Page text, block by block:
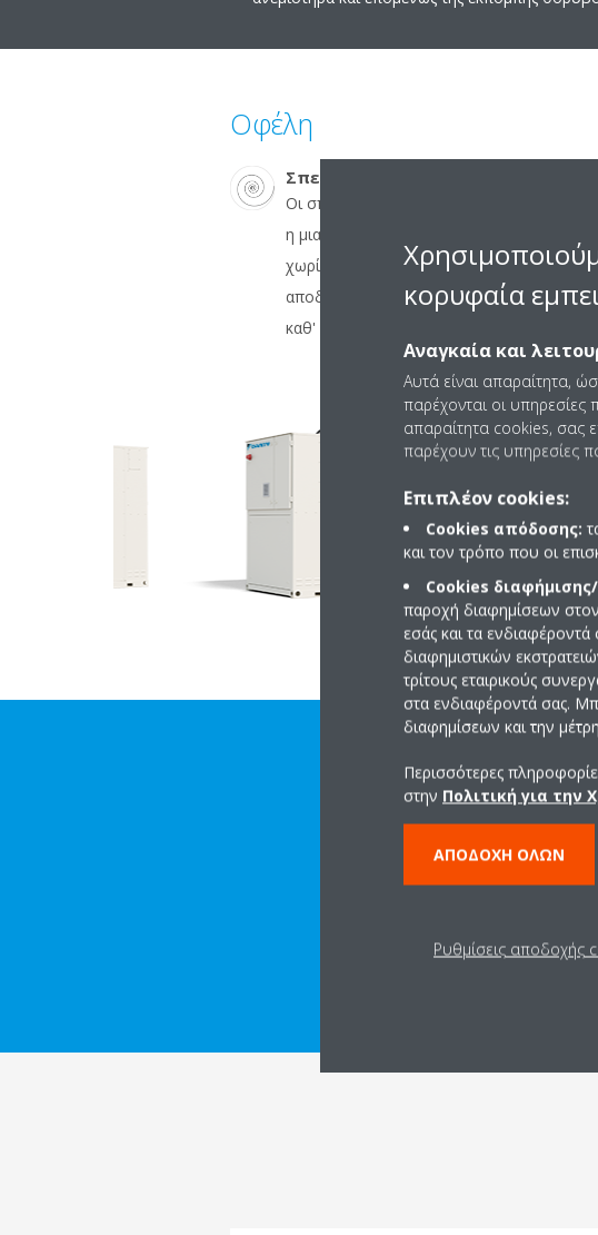
Οφέλη
Σπειροειδής συμπιεστής
Οι σπειροειδείς συμπιεστές αποτελούνται
η μια είναι σταθερή ενώ η άλλη διεξάγει
χωρίς να περιστρέφεται. Σχεδιασμένοι για
αποδόσεις, παρέχουν συνεχή αξιοπιστία
καθ' όλη τη διάρκεια της ζωής τους.
ΛΉΨΗ ΑΡΧΕΊΟΥ ΜΕ ΤΕΧΝΙΚΆ
κορυφαία
Αναγκαία και
Αυτά είναι απαραίτητα,
παρέχονται οι υπηρεσίες
απαραίτητα cookies, σας
παρέχουν τις υπηρεσίες
Επιπλέον cookies:
Cookies απόδοσης:
και τον τρόπο που οι
Cookies
παροχή διαφημίσεων
εσάς και τα
διαφημιστικών
τρίτους εταιρικούς
στα ενδιαφέροντά σας.
διαφημίσεων και την
Περισσότερες
στην Πολιτική για την
ΑΠΟΔΟΧΉ ΌΛΩΝ
Ρυθμίσεις αποδοχής